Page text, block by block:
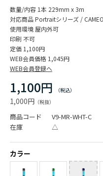
1,100円
1,000円
商品コード
V9-MR-WHT-C
在庫
△
数量/内容 1本 229mm x 3m
対応商品Portraitシリーズ /
使用環境 屋内外可
印刷 不可
定価 1,100円
WEB会員価格 1,045円
WEB会員登録へ
カラー